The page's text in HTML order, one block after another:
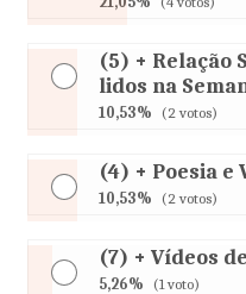
(5) + Relação
lidos na
10,53% (2 votos)
(4) + Poesia e
10,53% (2 votos)
(7) + Vídeos
5,26% (1 voto)